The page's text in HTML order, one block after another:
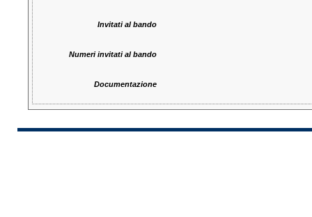
Invitati al bando
Numeri invitati al bando
Documentazione